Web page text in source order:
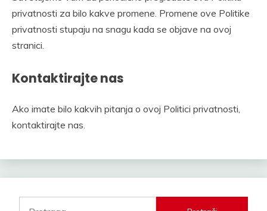
privatnosti za bilo kakve promene. Promene ove Politike
privatnosti stupaju na snagu kada se objave na ovoj
stranici.
Kontaktirajte nas
Ako imate bilo kakvih pitanja o ovoj Politici privatnosti,
kontaktirajte nas.